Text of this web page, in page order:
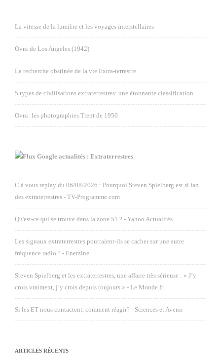
La vitesse de la lumière et les voyages interstellaires
Ovni de Los Angeles (1942)
La recherche obstinée de la vie Extra-terrestre
5 types de civilisations extraterrestres: une étonnante classification
Ovni: les photographies Trent de 1950
Google actualités : Extraterrestres
C à vous replay du 06/08/2026 : Pourquoi Steven Spielberg est si fan
des extraterrestres - TV-Programme.com
Qu'est-ce qui se trouve dans la zone 51 ? - Yahoo Actualités
Les signaux extraterrestres pourraient-ils se cacher sur une autre
fréquence radio ? - Enerzine
Steven Spielberg et les extraterrestres, une affaire très sérieuse : « J’y
crois vraiment, j’y crois depuis toujours » - Le Monde.fr
Si les ET nous contactent, comment réagir? - Sciences et Avenir
ARTICLES RÉCENTS